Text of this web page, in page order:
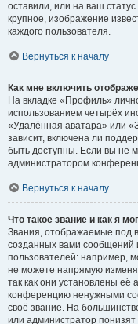
оставили, или на ваш
крупное, изображение
каждого пользователя.
Вернуться к началу
Как мне включить
На вкладке «Профиль»
использованием четырёх
«Удалённая аватара» или
зависит, включена ли
быть доступны. Если вы не
администратором
Вернуться к началу
Что такое звание и как я
Звания, отображаемые под
созданных вами
пользователей: например,
не можете напрямую
так как они установлены
конференцию ненужными
своё звание. На
или администратор